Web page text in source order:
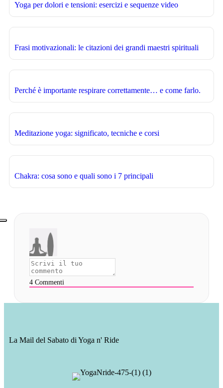
Yoga per dolori e tensioni: esercizi e sequenze video
Frasi motivazionali: le citazioni dei grandi maestri spirituali
Perché è importante respirare correttamente… e come farlo.
Meditazione yoga: significato, tecniche e corsi
Chakra: cosa sono e quali sono i 7 principali
4 Commenti
La Mail del Sabato di Yoga n' Ride